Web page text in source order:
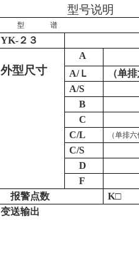
型号说明
型 谱
YK-２３
外型尺寸
A
A/Ｌ
（单
A/S
B
C
C/L
（单排
C/S
D
F
报警点数
K□
变送输出